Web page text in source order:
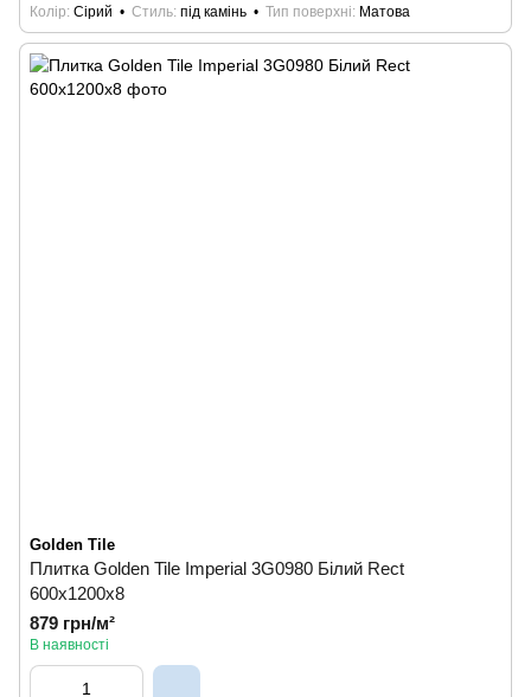
Колір Сірий Стиль під камінь Тип поверхні Матова
Golden Tile
Плитка Golden Tile Imperial 3G0980 Білий Rect
600x1200x8
879 грн/м²
В наявності